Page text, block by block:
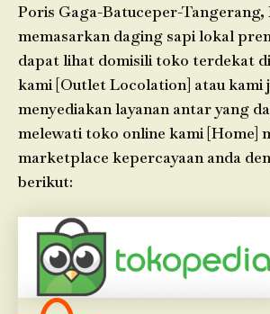
Poris Gaga-Batuceper-Tangerang,
memasarkan daging sapi lokal
dapat lihat domisili toko terdekat
kami [Outlet Locolation] atau kami
menyediakan layanan antar yang
melewati toko online kami [Home]
marketplace kepercayaan anda
berikut: